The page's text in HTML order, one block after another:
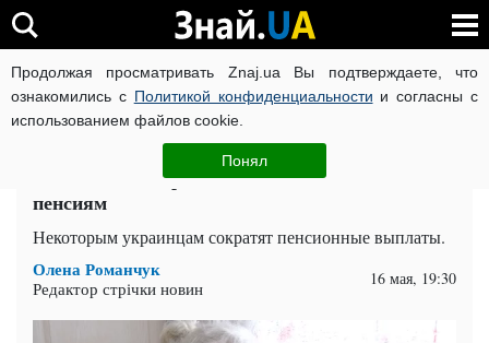
Продолжая просматривать Znaj.ua Вы подтверждаете, что
ознакомились с Политикой конфиденциальности и согласны с
использованием файлов cookie.
Понял
ВОЙНА РОССИИ ПРОТИВ УКРАИНЫ КОРОНАВИРУС В
ЧИТАТИ УКРАЇНСЬКОЮ
Части пенсионеров отменили надбавки к
пенсиям
Некоторым украинцам сократят пенсионные выплаты.
Олена Романчук
Редактор стрічки новин 16 мая, 19:30